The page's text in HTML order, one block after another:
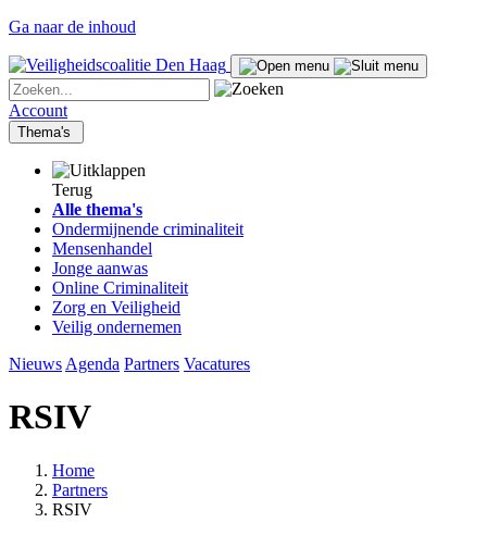
Ga naar de inhoud
Account
Thema's
Terug
Alle thema's
Ondermijnende criminaliteit
Mensenhandel
Jonge aanwas
Online Criminaliteit
Zorg en Veiligheid
Veilig ondernemen
Nieuws Agenda Partners Vacatures
RSIV
Home
Partners
RSIV